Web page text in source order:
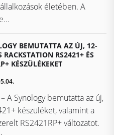
életében. A
BEMUTATTA AZ ÚJ, 12-
RACKSTATION RS2421+ ÉS
KÉSZÜLÉKEKET
A Synology bemutatta az új,
készüléket, valamint a
RS2421RP+ változatot.